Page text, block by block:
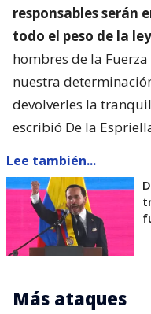
responsables serán
todo el peso de la
hombres de la
nuestra
devolverles la
escribió De la
Lee también...
Más ataques